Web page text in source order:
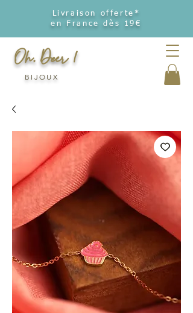
Livraison offerte*
en France dès 19€
Oh, Deer !
BIJOUX